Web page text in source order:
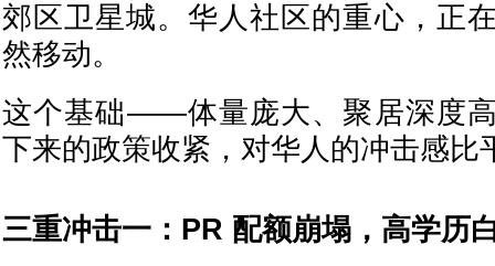
郊区卫星城。华人社区的重心，正
然移动。
这个基础——体量庞大、聚居深度
下来的政策收紧，对华人的冲击感比
三重冲击一：PR 配额崩塌，高学历